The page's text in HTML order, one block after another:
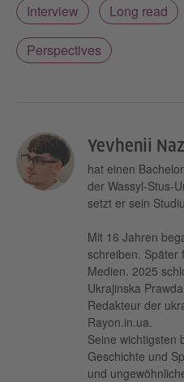
Interview Long read
Perspectives
Yevhenii
hat einen
der Wassyl-Stus-
setzt er sein
Mit 16 Jahren
schreiben. Später
Medien. 2025
Ukrajinska
Redakteur der
Rayon.in.ua.
Seine wichtigsten
Geschichte und
und